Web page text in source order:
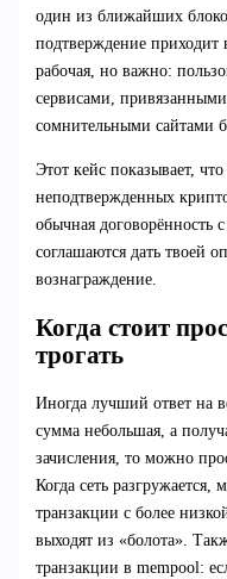
один из ближайших
подтверждение приходит
рабочая, но важно:
сервисами,
сомнительными сайтами
Этот кейс показывает,
неподтвержденных
обычная договорённость
соглашаются дать твоей
вознаграждение.
Когда стоит
трогать
Иногда лучший ответ на
сумма небольшая, а
зачисления, то можно
Когда сеть разгружается,
транзакции с более
выходят из «болота».
транзакции в mempool: